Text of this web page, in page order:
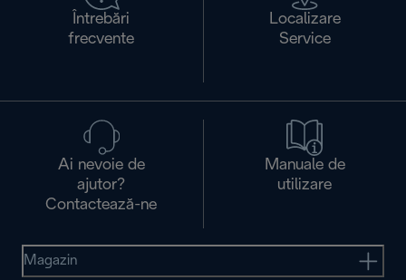
Întrebări
frecvente
Localizare
Service
Ai nevoie de
ajutor?
Contactează-ne
Manuale de
utilizare
Magazin